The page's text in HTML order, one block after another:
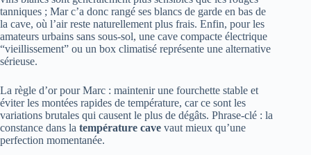
tanniques ; Mar c’a donc rangé ses blancs de garde en bas de
la cave, où l’air reste naturellement plus frais. Enfin, pour les
amateurs urbains sans sous-sol, une cave compacte électrique
“vieillissement” ou un box climatisé représente une alternative
sérieuse.
La règle d’or pour Marc : maintenir une fourchette stable et
éviter les montées rapides de température, car ce sont les
variations brutales qui causent le plus de dégâts. Phrase-clé : la
constance dans la température cave vaut mieux qu’une
perfection momentanée.